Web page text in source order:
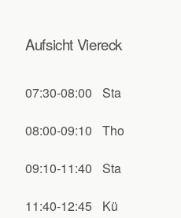
Aufsicht Viereck
07:30-08:00 Sta
08:00-09:10 Tho
09:10-11:40 Sta
11:40-12:45 Kü